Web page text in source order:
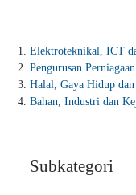
Elektroteknikal, ICT
Pengurusan
Halal, Gaya Hidup dan
Bahan, Industri dan
Subkategori